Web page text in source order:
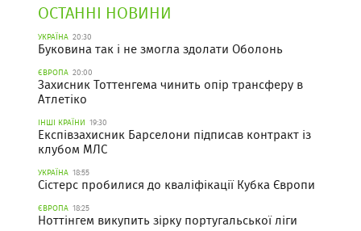
ОСТАННІ НОВИНИ
УКРАЇНА 20:30
Буковина так і не змогла здолати Оболонь
ЄВРОПА 20:00
Захисник Тоттенгема чинить опір трансферу в
Атлетіко
ІНШІ КРАЇНИ 19:30
Експівзахисник Барселони підписав контракт із
клубом МЛС
УКРАЇНА 18:55
Сістерс пробилися до кваліфікації Кубка Європи
ЄВРОПА 18:25
Ноттінгем викупить зірку португальської ліги